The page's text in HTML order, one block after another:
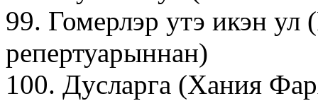
99. Гомерлэр утэ икэн ул
репертуарыннан)
100. Дусларга (Хания